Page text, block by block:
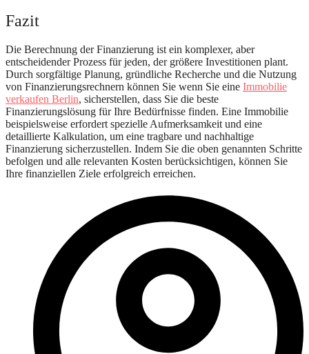
Fazit
Die Berechnung der Finanzierung ist ein komplexer, aber
entscheidender Prozess für jeden, der größere Investitionen plant.
Durch sorgfältige Planung, gründliche Recherche und die Nutzung
von Finanzierungsrechnern können Sie wenn Sie eine Immobilie
verkaufen Berlin, sicherstellen, dass Sie die beste
Finanzierungslösung für Ihre Bedürfnisse finden. Eine Immobilie
beispielsweise erfordert spezielle Aufmerksamkeit und eine
detaillierte Kalkulation, um eine tragbare und nachhaltige
Finanzierung sicherzustellen. Indem Sie die oben genannten Schritte
befolgen und alle relevanten Kosten berücksichtigen, können Sie
Ihre finanziellen Ziele erfolgreich erreichen.